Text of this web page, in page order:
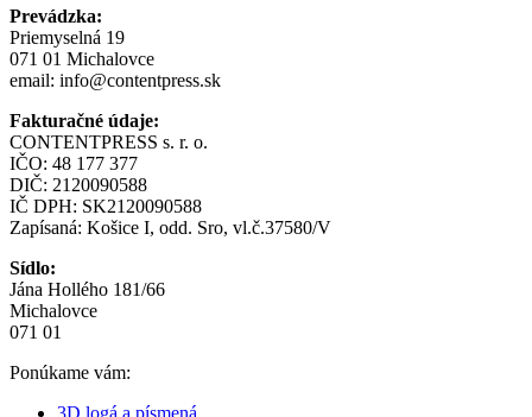
Prevádzka:
Priemyselná 19
071 01 Michalovce
email: info@contentpress.sk
Fakturačné údaje:
CONTENTPRESS s. r. o.
IČO: 48 177 377
DIČ: 2120090588
IČ DPH: SK2120090588
Zapísaná: Košice I, odd. Sro, vl.č.37580/V
Sídlo:
Jána Hollého 181/66
Michalovce
071 01
Ponúkame vám: